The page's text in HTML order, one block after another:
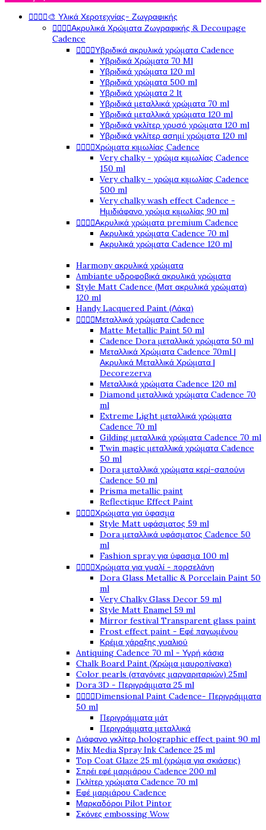
🎨 Υλικά Χεροτεχνίας- Ζωγραφικής
Ακρυλικά Χρώματα Ζωγραφικής & Decoupage
Cadence
Υβριδικά ακρυλικά χρώματα Cadence
Υβριδικά Χρώματα 70 Ml
Υβριδικά χρώματα 120 ml
Υβριδικά χρώματα 500 ml
Υβριδικά χρώματα 2 lt
Υβριδικά μεταλλικά χρώματα 70 ml
Υβριδικά μεταλλικά χρώματα 120 ml
Υβριδικά γκλίτερ χρυσό χρώματα 120 ml
Υβριδικά γκλίτερ ασημί χρώματα 120 ml
Χρώματα κιμωλίας Cadence
Very chalky - χρώμα κιμωλίας Cadence
150 ml
Very chalky - χρώμα κιμωλίας Cadence
500 ml
Very chalky wash effect Cadence -
Ημιδιάφανο χρώμα κιμωλίας 90 ml
Ακρυλικά χρώματα premium Cadence
Ακρυλικά χρώματα Cadence 70 ml
Ακρυλικά χρώματα Cadence 120 ml
Harmony ακρυλικά χρώματα
Ambiante υδροφοβικά ακρυλικά χρώματα
Style Matt Cadence (Ματ ακρυλικά χρώματα)
120 ml
Handy Lacquered Paint (Λάκα)
Μεταλλικά χρώματα Cadence
Matte Metallic Paint 50 ml
Cadence Dora μεταλλικά χρώματα 50 ml
Μεταλλικά Χρώματα Cadence 70ml |
Ακρυλικά Μεταλλικά Χρώματα |
Decorezerva
Μεταλλικά χρώματα Cadence 120 ml
Diamond μεταλλικά χρώματα Cadence 70
ml
Extreme Light μεταλλικά χρώματα
Cadence 70 ml
Gilding μεταλλικά χρώματα Cadence 70 ml
Twin magic μεταλλικά χρώματα Cadence
50 ml
Dora μεταλλικά χρώματα κερί-σαπούνι
Cadence 50 ml
Prisma metallic paint
Reflectique Effect Paint
Χρώματα για ύφασμα
Style Matt υφάσματος 59 ml
Dora μεταλλικά υφάσματος Cadence 50
ml
Fashion spray για ύφασμα 100 ml
Χρώματα για γυαλί - πορσελάνη
Dora Glass Metallic & Porcelain Paint 50
ml
Very Chalky Glass Decor 59 ml
Style Matt Enamel 59 ml
Mirror festival Transparent glass paint
Frost effect paint - Εφέ παγωμένου
Κρέμα χάραξης γυαλιού
Antiquing Cadence 70 ml - Υγρή κάσια
Chalk Board Paint (Χρώμα μαυροπίνακα)
Color pearls (σταγόνες μαργαριταριών) 25ml
Dora 3D - Περιγράμματα 25 ml
Dimensional Paint Cadence- Περιγράμματα
50 ml
Περιγράμματα μάτ
Περιγράμματα μεταλλικά
Διάφανο γκλίτερ holographic effect paint 90 ml
Mix Media Spray Ink Cadence 25 ml
Top Coat Glaze 25 ml (χρώμα για σκιάσεις)
Σπρέι εφέ μαρμάρου Cadence 200 ml
Γκλίτερ χρώματα Cadence 70 ml
Εφέ μαρμάρου Cadence
Μαρκαδόροι Pilot Pintor
Σκόνες embossing Wow